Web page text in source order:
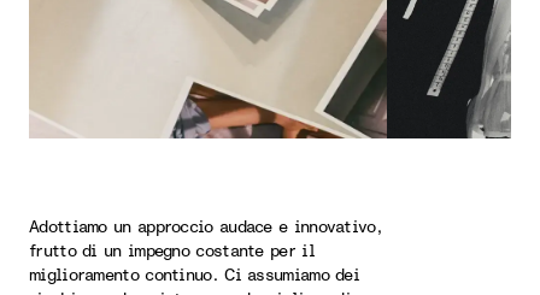
Adottiamo un approccio audace e innovativo,
frutto di un impegno costante per il
miglioramento continuo. Ci assumiamo dei